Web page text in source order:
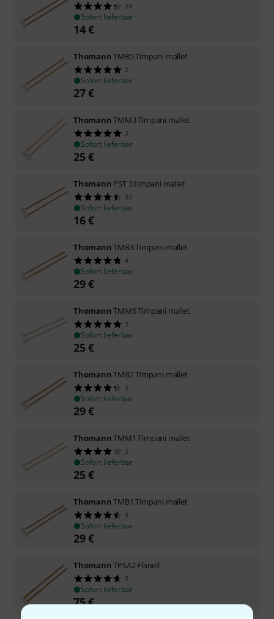
24
Sofort lieferbar
14€
ThomannTMB5 Timpani mallet
2
Sofort lieferbar
27€
ThomannTMM3 Timpani mallet
3
Sofort lieferbar
25€
Thomann PST 3 timpani mallet
32
Sofort lieferbar
16€
ThomannTMB3 Timpani mallet
4
Sofort lieferbar
29€
ThomannTMM5 Timpani mallet
1
Sofort lieferbar
25€
ThomannTMB2 Timpani mallet
3
Sofort lieferbar
29€
ThomannTMM1 Timpani mallet
2
Sofort lieferbar
25€
ThomannTMB1 Timpani mallet
4
Sofort lieferbar
29€
ThomannTPSA2 Flanell
5
Sofort lieferbar
75€